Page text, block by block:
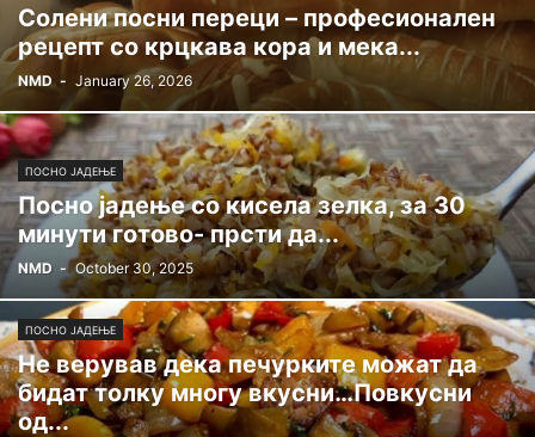
Солени посни переци – професионален
рецепт со крцкава кора и мека...
NMD - January 26, 2026
ПОСНО ЈАДЕЊЕ
Посно јадење со кисела зелка, за 30
минути готово- прсти да...
NMD - October 30, 2025
ПОСНО ЈАДЕЊЕ
Не верував дека печурките можат да
бидат толку многу вкусни…Повкусни
од...